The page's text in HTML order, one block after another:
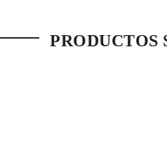
PRODUCTOS